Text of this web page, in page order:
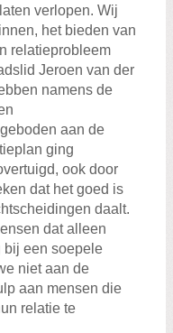
verlopen. Wij
het bieden van
relatieprobleem
Jeroen van der
namens de
aan de
ging
ook door
dat het goed is
daalt.
dat alleen
bij een soepele
niet aan de
aan mensen die
relatie te